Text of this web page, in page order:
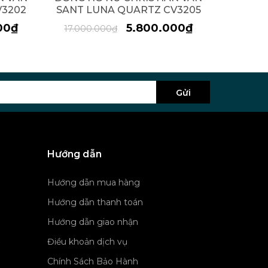
SANT LUNA QUARTZ CV3205
17.000.000₫ 5.800.000₫
Gửi
Hướng dẫn
Hướng dẫn mua hàng
Hướng dẫn thanh toán
Hướng dẫn giao nhận
Điều khoản dịch vụ
Chính Sách Bảo Hành